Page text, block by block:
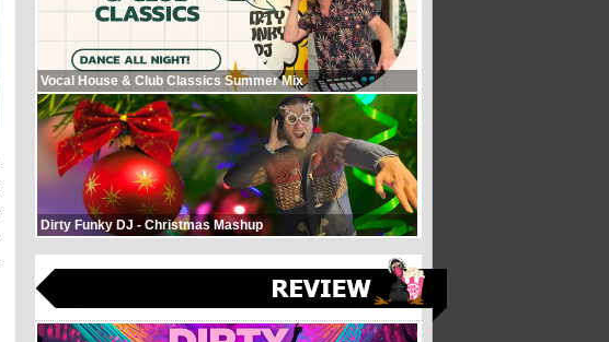
Vocal House & Club Classics Summer Mix
Dirty Funky DJ - Christmas Mashup